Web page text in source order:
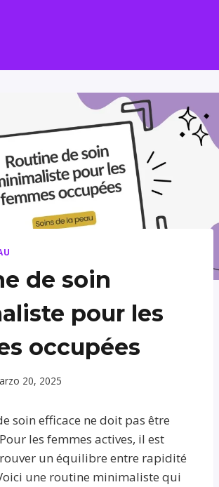
de soin
pour les
occupées
20, 2025
soin efficace ne doit pas être
les femmes actives, il est
un équilibre entre rapidité
une routine minimaliste qui